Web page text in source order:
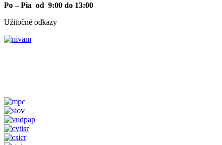
Po – Pia od 9:00 do 13:00
Užitočné odkazy